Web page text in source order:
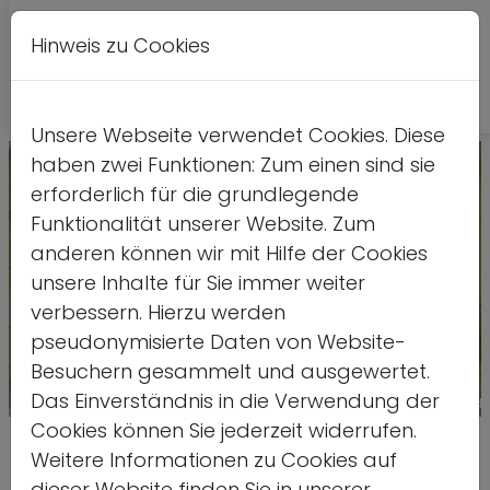
Quelle:
Vorbereitungsseminare für 50.
Hinweis zu Cookies
Unsere Webseite verwendet Cookies. Diese
haben zwei Funktionen: Zum einen sind sie
erforderlich für die grundlegende
Funktionalität unserer Website. Zum
anderen können wir mit Hilfe der Cookies
unsere Inhalte für Sie immer weiter
verbessern. Hierzu werden
pseudonymisierte Daten von Website-
Besuchern gesammelt und ausgewertet.
Das Einverständnis in die Verwendung der
Cookies können Sie jederzeit widerrufen.
Weitere Informationen zu Cookies auf